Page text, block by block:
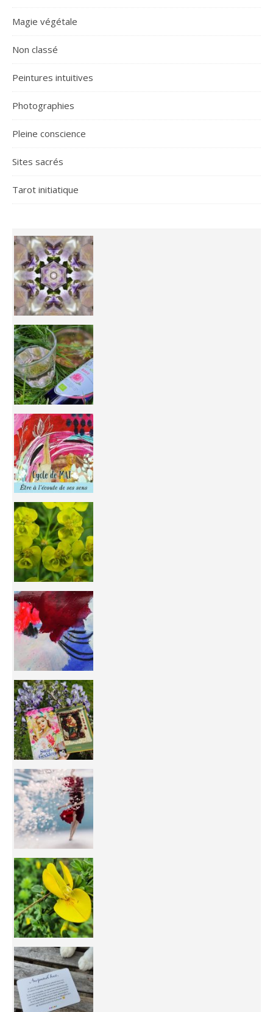
Magie végétale
Non classé
Peintures intuitives
Photographies
Pleine conscience
Sites sacrés
Tarot initiatique
Inhabit your body and understand its
You're
50/50 OR 100/100 ? The day after Ascension, w